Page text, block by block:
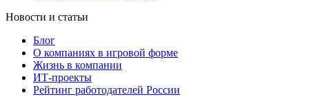
Новости и статьи
Блог
О компаниях в игровой форме
Жизнь в компании
ИТ-проекты
Рейтинг работодателей России